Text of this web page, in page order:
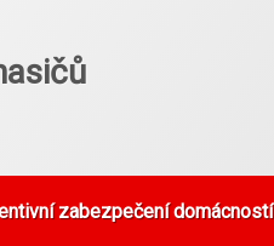
zabezpečení domácností